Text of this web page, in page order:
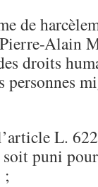
de
Alain
droits
L.
puni
;